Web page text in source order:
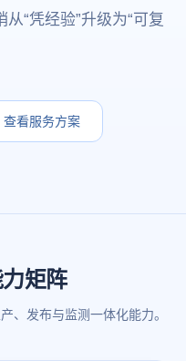
“凭经验”升级为“可复
查看服务方案
矩阵
、发布与监测一体化能力。